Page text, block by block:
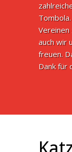
auch wir
freuen.
Dank für